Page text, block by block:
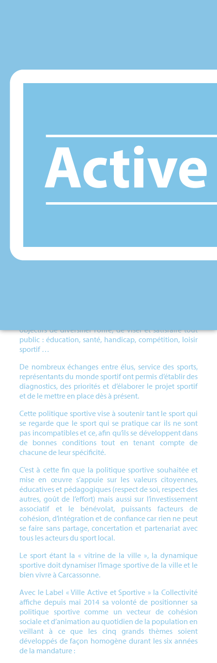
sportive ancrée dans son passé et tournée vers son
objectifs de diversifier l’offre, de viser et satisfaire tout
public : éducation, santé, handicap, compétition, loisir
sportif …
De nombreux échanges entre élus, service des sports,
représentants du monde sportif ont permis d’établir des
diagnostics, des priorités et d’élaborer le projet sportif
et de le mettre en place dès à présent.
Cette politique sportive vise à soutenir tant le sport qui
se regarde que le sport qui se pratique car ils ne sont
pas incompatibles et ce, afin qu’ils se développent dans
de bonnes conditions tout en tenant compte de
chacune de leur spécificité.
C’est à cette fin que la politique sportive souhaitée et
mise en œuvre s’appuie sur les valeurs citoyennes,
éducatives et pédagogiques (respect de soi, respect des
autres, goût de l’effort) mais aussi sur l’investissement
associatif et le bénévolat, puissants facteurs de
cohésion, d’intégration et de confiance car rien ne peut
se faire sans partage, concertation et partenariat avec
tous les acteurs du sport local.
Le sport étant la « vitrine de la ville », la dynamique
sportive doit dynamiser l’image sportive de la ville et le
bien vivre à Carcassonne.
Avec le Label « Ville Active et Sportive » la Collectivité
affiche depuis mai 2014 sa volonté de positionner sa
politique sportive comme un vecteur de cohésion
sociale et d’animation au quotidien de la population en
veillant à ce que les cinq grands thèmes soient
développés de façon homogène durant les six années
de la mandature :